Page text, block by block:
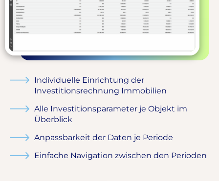
Individuelle Einrichtung der
Investitionsrechnung Immobilien
Alle Investitionsparameter je Objekt im
Überblick
Anpassbarkeit der Daten je Periode
Einfache Navigation zwischen den Perioden